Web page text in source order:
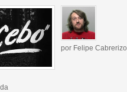
por Felipe Cabrerizo